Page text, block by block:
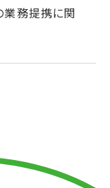
務提携に関